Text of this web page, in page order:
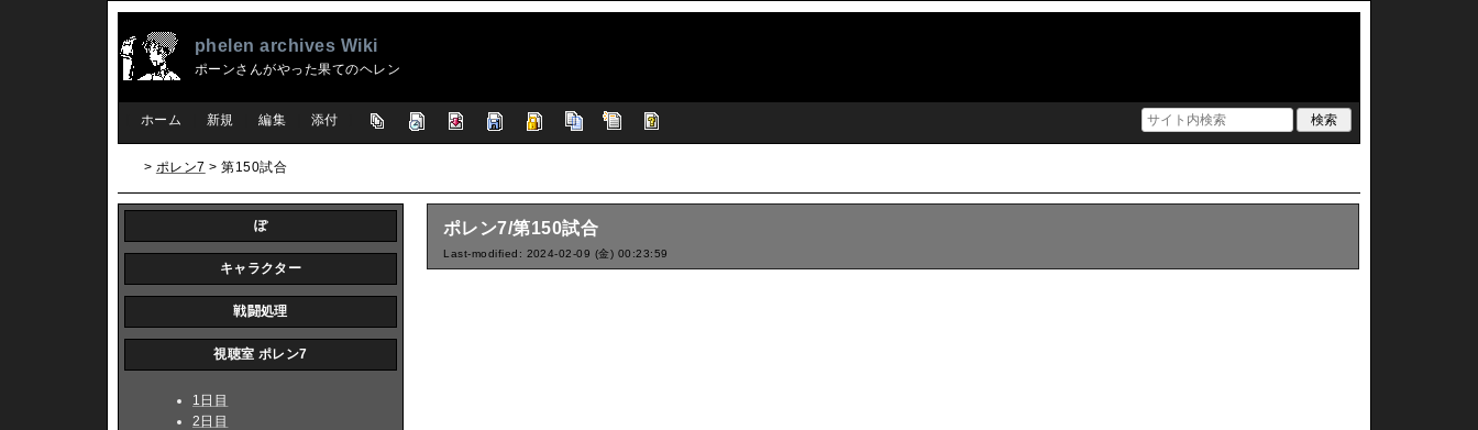
phelen archives Wiki
ポーンさんがやった果てのヘレン
ホーム 新規 編集 添付
> ポレン7 > 第150試合
ポレン7/第150試合
Last-modified: 2024-02-09 (金) 00:23:59
ぽ
キャラクター
戦闘処理
視聴室 ポレン7
1日目
2日目